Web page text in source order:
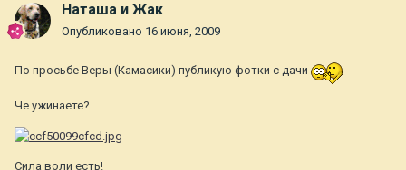
Наташа и Жак
Опубликовано 16 июня, 2009
По просьбе Веры (Камасики) публикую фотки с дачи
Че ужинаете?
Сила воли есть!